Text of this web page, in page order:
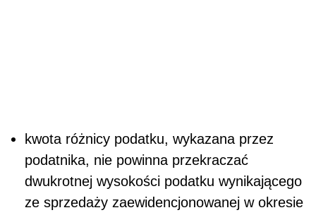
kwota różnicy podatku, wykazana przez
podatnika, nie powinna przekraczać
dwukrotnej wysokości podatku wynikającego
ze sprzedaży zaewidencjonowanej w okresie